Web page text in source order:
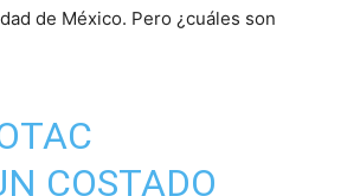
de México. Pero ¿cuáles son
COSTADO